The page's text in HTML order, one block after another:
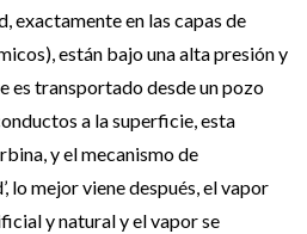
exactamente en las capas de
están bajo una alta presión y
es transportado desde un pozo
a la superficie, esta
y el mecanismo de
lo mejor viene después, el vapor
y natural y el vapor se